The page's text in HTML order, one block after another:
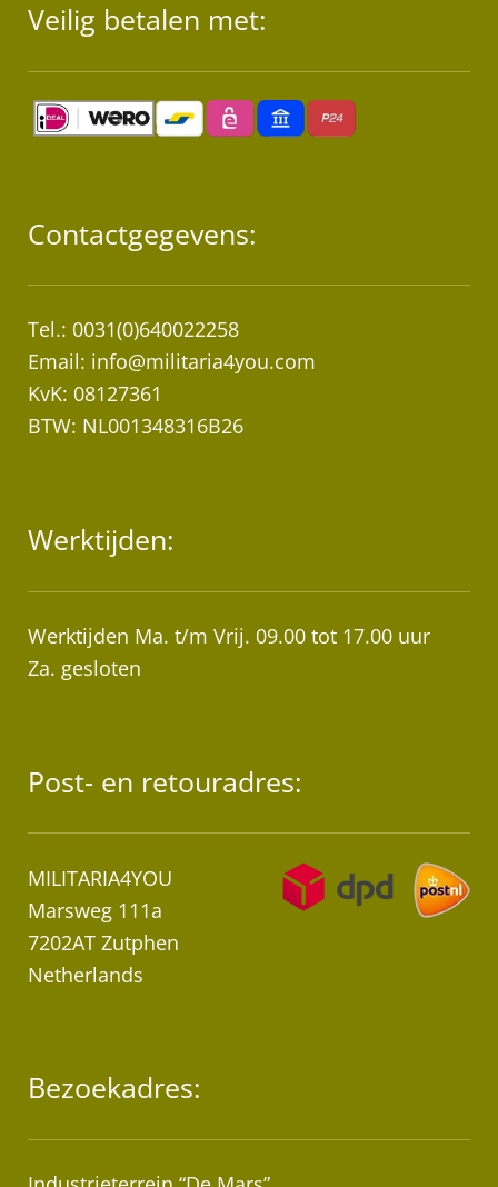
Veilig betalen met:
Contactgegevens:
Tel.: 0031(0)640022258
Email: info@militaria4you.com
KvK: 08127361
BTW: NL001348316B26
Werktijden:
Werktijden Ma. t/m Vrij. 09.00 tot 17.00 uur
Za. gesloten
Post- en retouradres:
MILITARIA4YOU
Marsweg 111a
7202AT Zutphen
Netherlands
Bezoekadres: